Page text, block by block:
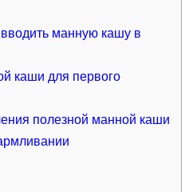
манную кашу в
каши для первого
полезной манной каши